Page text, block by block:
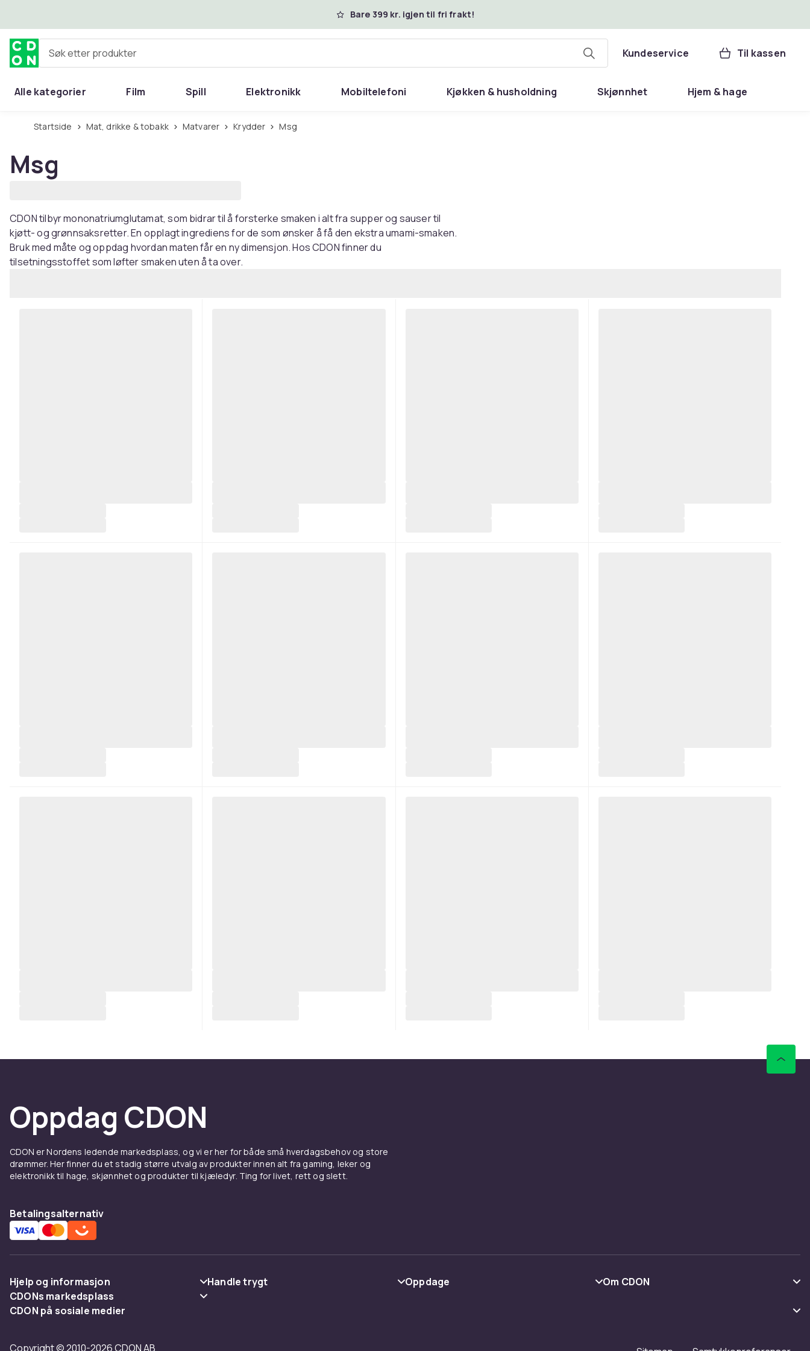
Bare 399 kr. igjen til fri frakt!
Søk etter produkter Kundeservice Til kassen
Alle kategorier Film Spill Elektronikk Mobiltelefoni Kjøkken & husholdning Skjønnhet Hjem & hage
Startside Mat, drikke & tobakk Matvarer Krydder Msg
Msg
CDON tilbyr mononatriumglutamat, som bidrar til å forsterke smaken i alt fra supper og sauser til
kjøtt- og grønnsaksretter. En opplagt ingrediens for de som ønsker å få den ekstra umami-smaken.
Bruk med måte og oppdag hvordan maten får en ny dimensjon. Hos CDON finner du
tilsetningsstoffet som løfter smaken uten å ta over.
Oppdag CDON
CDON er Nordens ledende markedsplass, og vi er her for både små hverdagsbehov og store
drømmer. Her finner du et stadig større utvalg av produkter innen alt fra gaming, leker og
elektronikk til hage, skjønnhet og produkter til kjæledyr. Ting for livet, rett og slett.
Betalingsalternativ
Hjelp og informasjon
Vanlige spørsmål
Handle trygt
Oppdage
Om CDON
CDONs markedsplass
Merchant Help Center
CDON på sosiale medier
Copyright © 2010-2026 CDON AB